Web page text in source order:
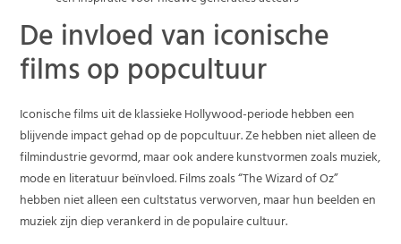
De invloed van iconische
films op popcultuur
Iconische films uit de klassieke Hollywood-periode hebben een
blijvende impact gehad op de popcultuur. Ze hebben niet alleen de
filmindustrie gevormd, maar ook andere kunstvormen zoals muziek,
mode en literatuur beïnvloed. Films zoals “The Wizard of Oz”
hebben niet alleen een cultstatus verworven, maar hun beelden en
muziek zijn diep verankerd in de populaire cultuur.